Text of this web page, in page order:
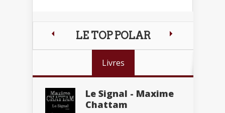
LE TOP POLAR
Livres
Le Signal - Maxime
Chattam